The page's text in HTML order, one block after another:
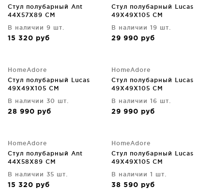
Стул полубарный Ant
44X57X89 CM
В наличии 9 шт.
15 320 руб
Стул полубарный Lucas
49X49X105 CM
В наличии 19 шт.
29 990 руб
HomeAdore
Стул полубарный Lucas
49X49X105 CM
В наличии 30 шт.
28 990 руб
HomeAdore
Стул полубарный Lucas
49X49X105 CM
В наличии 16 шт.
29 990 руб
HomeAdore
Стул полубарный Ant
44X58X89 CM
В наличии 35 шт.
15 320 руб
HomeAdore
Стул полубарный Lucas
49X49X105 CM
В наличии 1 шт.
38 590 руб